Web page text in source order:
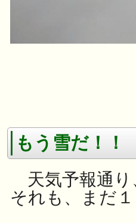
もう雪だ！
天気予報通
それも、まだ